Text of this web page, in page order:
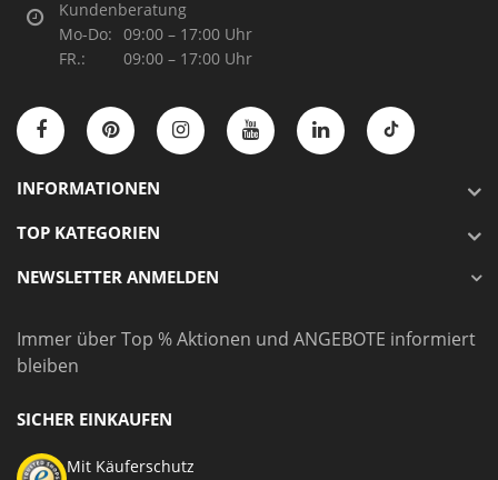
Kundenberatung
Mo-Do: 09:00 – 17:00 Uhr
FR.:
09:00 – 17:00 Uhr
INFORMATIONEN
TOP KATEGORIEN
NEWSLETTER ANMELDEN
Immer über Top % Aktionen und ANGEBOTE informiert
bleiben
SICHER EINKAUFEN
Mit Käuferschutz